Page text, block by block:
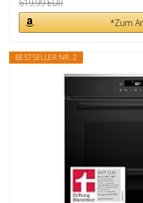
619,99 EUR
*Zum
BESTSELLER NR. 2